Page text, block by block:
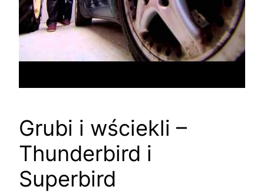
Grubi i wściekli –
Thunderbird i
Superbird